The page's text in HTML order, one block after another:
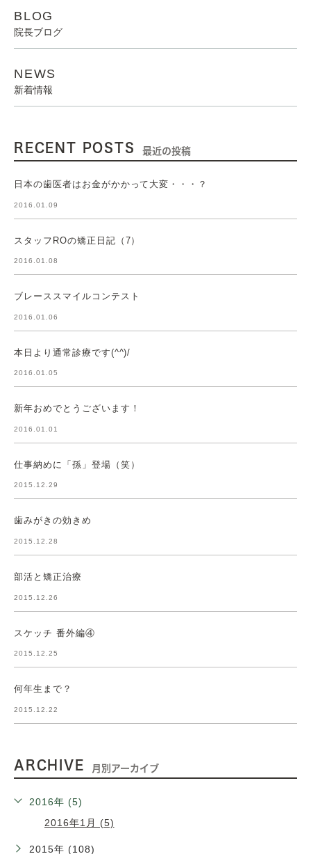
BLOG
院長ブログ
NEWS
新着情報
RECENT POSTS 最近の投稿
日本の歯医者はお金がかかって大変・・・？
2016.01.09
スタッフROの矯正日記（7）
2016.01.08
ブレーススマイルコンテスト
2016.01.06
本日より通常診療です(^^)/
2016.01.05
新年おめでとうございます！
2016.01.01
仕事納めに「孫」登場（笑）
2015.12.29
歯みがきの効きめ
2015.12.28
部活と矯正治療
2015.12.26
スケッチ 番外編④
2015.12.25
何年生まで？
2015.12.22
ARCHIVE 月別アーカイブ
2016年 (5)
2016年1月 (5)
2015年 (108)